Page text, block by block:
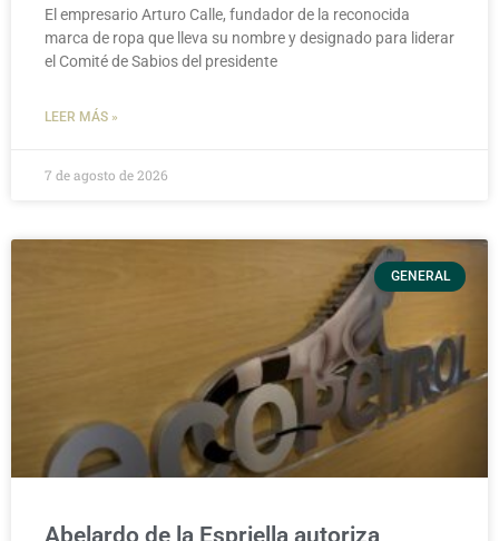
El empresario Arturo Calle, fundador de la reconocida
marca de ropa que lleva su nombre y designado para liderar
el Comité de Sabios del presidente
LEER MÁS »
7 de agosto de 2026
GENERAL